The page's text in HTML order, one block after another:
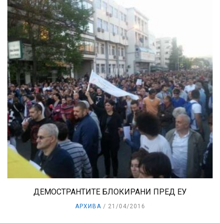
ДЕМОСТРАНТИТЕ БЛОКИРАНИ ПРЕД ЕУ
АРХИВА 21/04/2016